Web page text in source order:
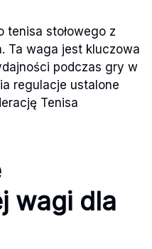
tenisa stołowego z
Ta waga jest kluczowa
podczas gry w
regulacje ustalone
Tenisa
wagi dla